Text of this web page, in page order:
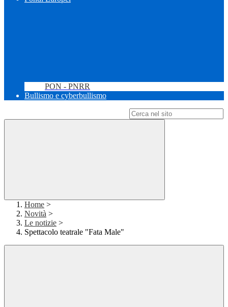
PON - PNRR
Bullismo e cyberbullismo
Home >
Novità >
Le notizie >
Spettacolo teatrale "Fata Male"